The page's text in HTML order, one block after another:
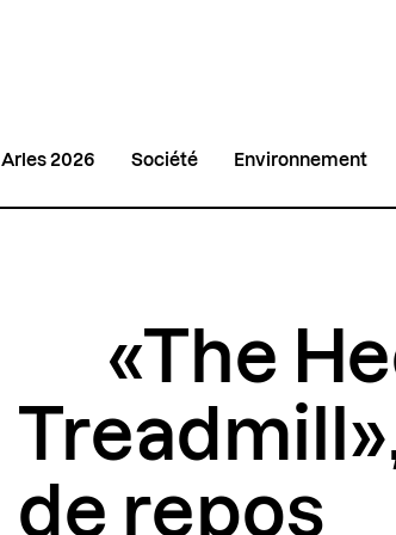
Arles 2026 Société Environnement
«The
de repos